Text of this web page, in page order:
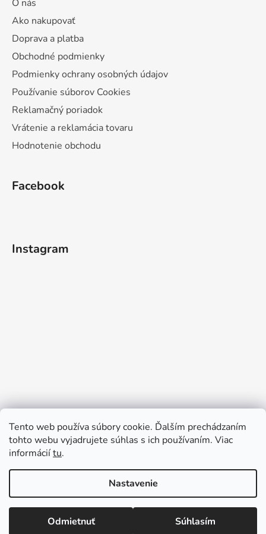
Tento web používa súbory cookie. Ďalším prechádzaním
tohto webu vyjadrujete súhlas s ich používaním. Viac
informáciítu.
Nastavenie
Odmietnuť Súhlasím
O nás
Ako nakupovať
Doprava a platba
Obchodné podmienky
Podmienky ochrany osobných údajov
Používanie súborov Cookies
Reklamačný poriadok
Vrátenie a reklamácia tovaru
Hodnotenie obchodu
Facebook
Instagram
Vytvoril Shoptet
Copyright 2026Tinedi . Všetky práva vyhradené.